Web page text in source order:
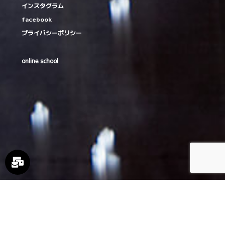
インスタグラム
facebook
プライバシーポリシー
online school